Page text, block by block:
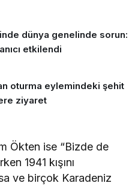
dünya genelinde sorun:
etkilendi
oturma eylemindeki şehit
ziyaret
Ökten ise “Bizde de
1941 kışını
ve birçok Karadeniz